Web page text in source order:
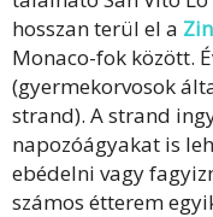
hosszan terül el a
Monaco-fok között.
(gyermekorvosok
strand). A strand
napozóágyakat is
ebédelni vagy
számos étterem